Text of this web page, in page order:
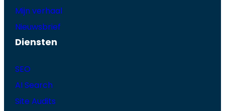
Mijn verhaal
Nieuwsbrief
Diensten
SEO
AI Search
Site Audits